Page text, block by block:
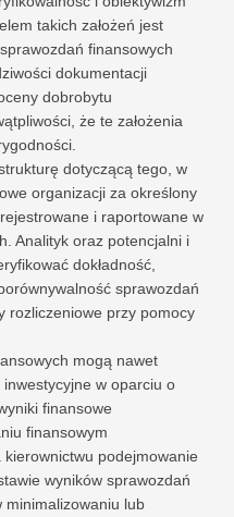
takich założeń jest
finansowych
dokumentacji
dobrobytu
że te założenia
dotyczącą tego, w
organizacji za określony
i raportowane w
Analityk oraz potencjalni i
dokładność,
sprawozdań
rozliczeniowe przy pomocy
mogą nawet
w oparciu o
finansowe
finansowym
podejmowanie
wyników sprawozdań
minimalizowaniu lub